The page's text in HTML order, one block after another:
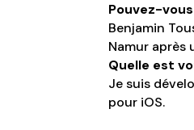
Pouvez-
Benjamin
Namur après
Quelle est
Je suis
pour iOS.